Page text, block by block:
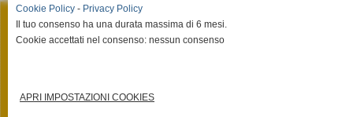
STUDIO LEGALE ULACCO MEMMO
Via Salita Fenaroli, n° 13 - Lanciano (Chieti)
P.I. 02385920695
Tel. 0872.66.15.85 Fax 0872.66.15.86
Cookie Policy - Privacy Policy
Il tuo consenso ha una durata massima di 6 mesi.
Cookie accettati nel consenso: nessun consenso
APRI IMPOSTAZIONI COOKIES